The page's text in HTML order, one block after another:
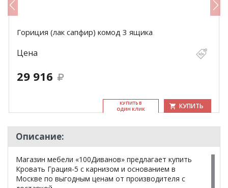
Гориция (лак сапфир) комод 3 ящика
Цена
29 916
КУ­ПИТЬ В
ОДИН КЛИК
КУПИТЬ
Описание:
Магазин мебели «100Диванов» предлагает купить
Кровать Грация-5 с карнизом и основанием в
Москве по выгодным ценам от производителя с